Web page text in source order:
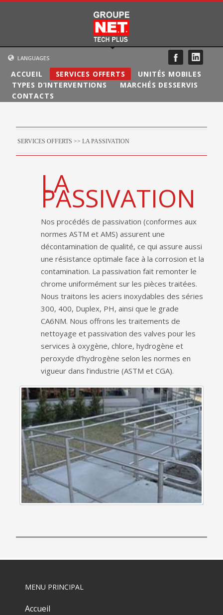
LANGUAGES
FRANÇAIS
ENGLISH
ACCUEIL SERVICES OFFERTS
UNITÉS MOBILES
TYPES D’INTERVENTIONS
MARCHÉS DESSERVIS
CONTACTS
SERVICES OFFERTS >> LA PASSIVATION
LA
PASSIVATION
Nos procédés de passivation (conformes aux
normes ASTM et AMS) assurent une
décontamination de qualité, ce qui assure aussi
une résistance optimale face à la corrosion et la
contamination. La passivation fait remonter le
chrome uniformément sur les pièces traitées.
Nous traitons les aciers inoxydables des séries
300, 400, Duplex, PH, ainsi que le grade
CA6NM. Nous offrons les traitements de
nettoyage et passivation des valves pour les
services à oxygène, chlore, hydrogène et
peroxyde d’hydrogène selon les normes en
vigueur dans l’industrie (ASTM et CGA).
MENU PRINCIPAL
Accueil